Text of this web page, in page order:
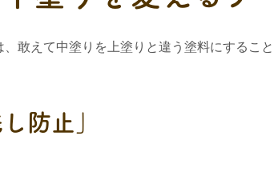
敢えて中塗りを上塗りと違う塗料にするこ
防止」